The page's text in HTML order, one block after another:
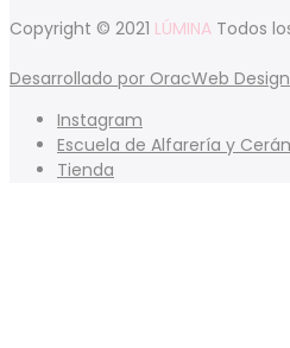
Copyright © 2021 LÚMINA Todos
Desarrollado por OracWeb Design
Instagram
Escuela de Alfarería y
Tienda